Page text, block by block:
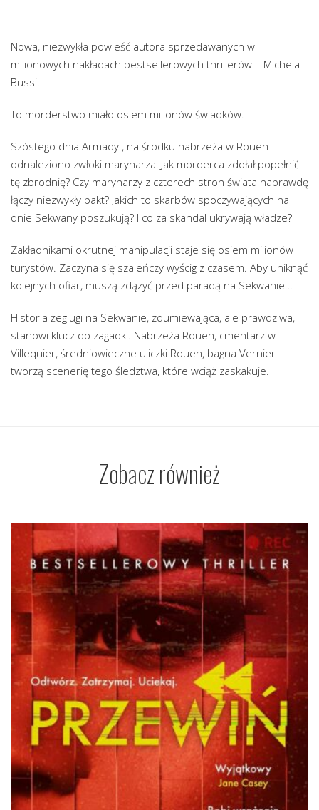
Nowa, niezwykła powieść autora sprzedawanych w
milionowych nakładach bestsellerowych thrillerów – Michela
Bussi.
To morderstwo miało osiem milionów świadków.
Szóstego dnia Armady , na środku nabrzeża w Rouen
odnaleziono zwłoki marynarza! Jak morderca zdołał popełnić
tę zbrodnię? Czy marynarzy z czterech stron świata naprawdę
łączy niezwykły pakt? Jakich to skarbów spoczywających na
dnie Sekwany poszukują? I co za skandal ukrywają władze?
Zakładnikami okrutnej manipulacji staje się osiem milionów
turystów. Zaczyna się szaleńczy wyścig z czasem. Aby uniknąć
kolejnych ofiar, muszą zdążyć przed paradą na Sekwanie…
Historia żeglugi na Sekwanie, zdumiewająca, ale prawdziwa,
stanowi klucz do zagadki. Nabrzeża Rouen, cmentarz w
Villequier, średniowieczne uliczki Rouen, bagna Vernier
tworzą scenerię tego śledztwa, które wciąż zaskakuje.
Zobacz również